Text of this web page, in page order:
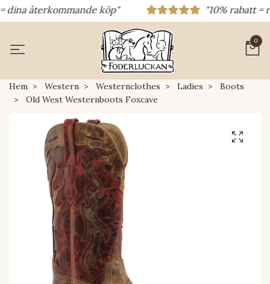
återkommande köp" "10% rabatt =
0
Hem Western Westernclothes Ladies
Boots
Old West Westernboots Foxcave